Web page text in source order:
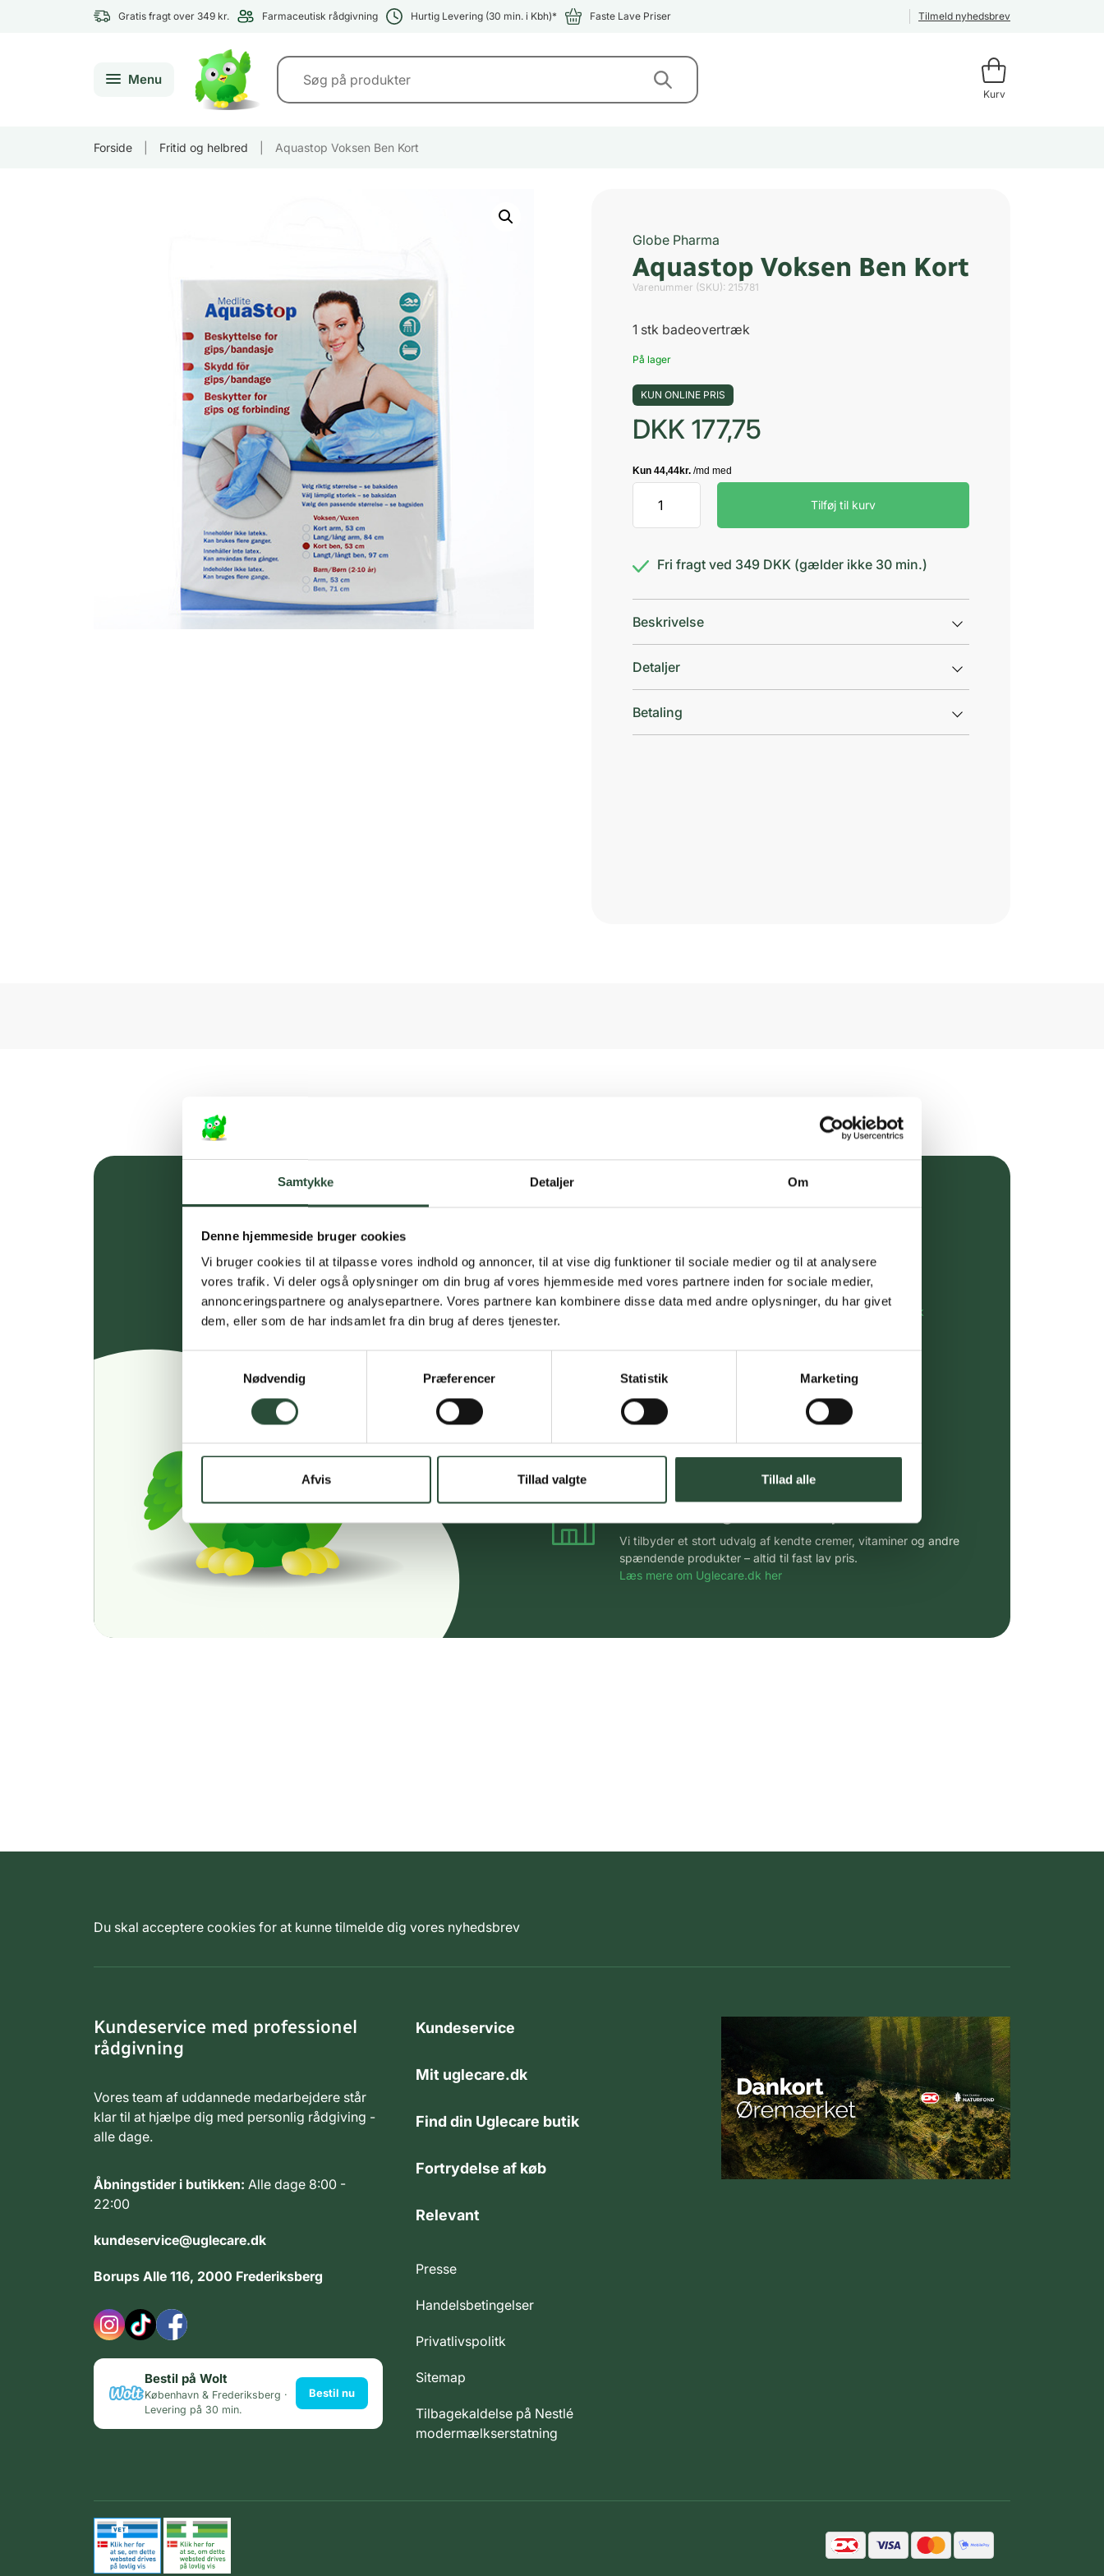
Samtykke Detaljer Om
Denne hjemmeside bruger cookies
Vi bruger cookies til at tilpasse vores indhold og annoncer, til at vise dig funktioner til sociale medier og til at analysere
vores trafik. Vi deler også oplysninger om din brug af vores hjemmeside med vores partnere inden for sociale medier,
annonceringspartnere og analysepartnere. Vores partnere kan kombinere disse data med andre oplysninger, du har givet
dem, eller som de har indsamlet fra din brug af deres tjenester.
Nødvendig
Præferencer Statistik Marketing
Afvis Tillad valgte Tillad alle
Gratis fragt over 349 kr. Farmaceutisk rådgivning Hurtig Levering (30 min. i Kbh)* Faste Lave Priser Tilmeld nyhedsbrev
Menu
Kurv
Forside Fritid og helbred Aquastop Voksen Ben Kort
Globe Pharma
Aquastop Voksen Ben Kort
Varenummer (SKU): 215781
1 stk badeovertræk
På lager
KUN ONLINE PRIS
DKK 177,75
Voksen
Ben
antal
Tilføj til kurv
Fri fragt ved 349 DKK (gælder ikke 30 min.)
Beskrivelse
Detaljer
Betaling
Gratis fragt over 349 kr.
Personlig rådgivning
Få hjælp til din webordre på: kundeservice@uglecare.dk
Hurtigt leveringen via GLS, og DAO
Faste lave priser*
Stort udvalg af kendte produkter
Vi tilbyder et stort udvalg af kendte cremer, vitaminer og andre
spændende produkter – altid til fast lav pris.
Læs mere om Uglecare.dk her
Du skal acceptere cookies for at kunne tilmelde dig vores nyhedsbrev
Kundeservice med professionel
rådgivning
Vores team af uddannede medarbejdere står
klar til at hjælpe dig med personlig rådgiving -
alle dage.
Åbningstider i butikken: Alle dage 8:00 -
22:00
kundeservice@uglecare.dk
Borups Alle 116, 2000 Frederiksberg
Bestil på Wolt
København & Frederiksberg ·
Levering på 30 min.
Bestil nu
Kundeservice
Mit uglecare.dk
Find din Uglecare butik
Fortrydelse af køb
Relevant
Presse
Handelsbetingelser
Privatlivspolitk
Sitemap
Tilbagekaldelse på Nestlé
modermælkserstatning